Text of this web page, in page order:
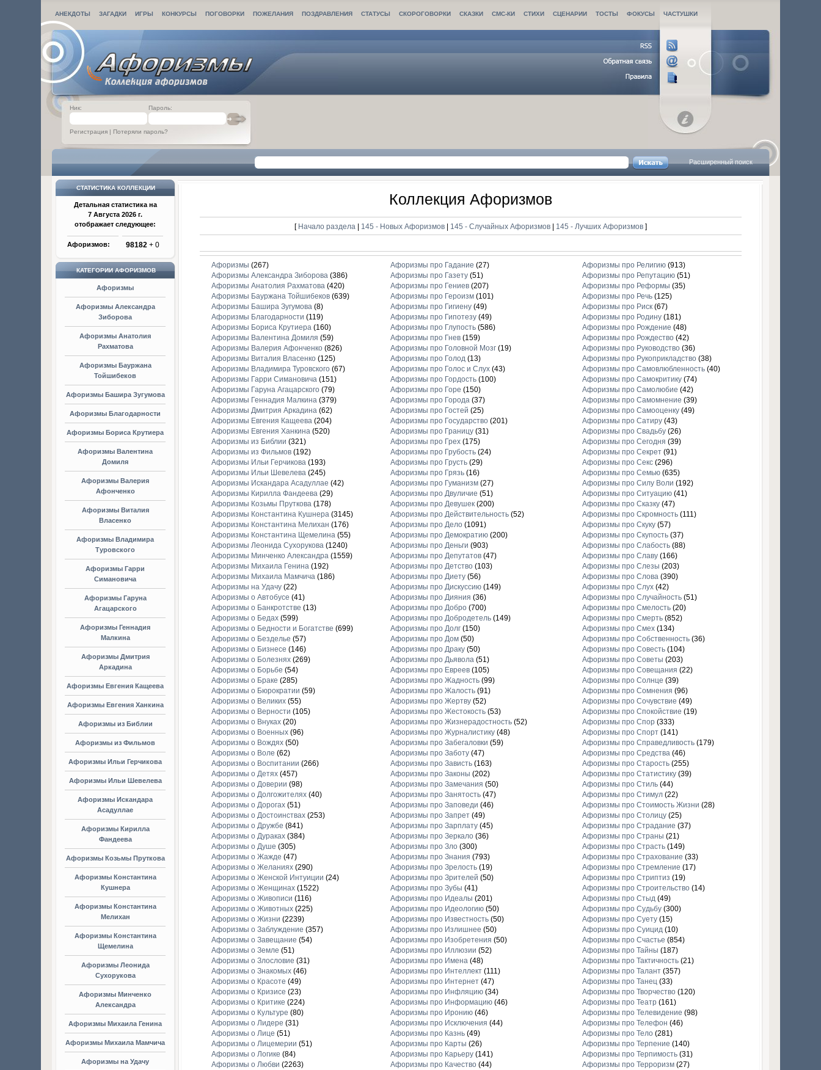
АНЕКДОТЫ ЗАГАДКИ ИГРЫ КОНКУРСЫ ПОГОВОРКИ ПОЖЕЛАНИЯ ПОЗДРАВЛЕНИЯ СТАТУСЫ СКОРОГОВОРКИ СКАЗКИ СМС-КИ СТИХИ СЦЕНАРИИ ТОСТЫ ФОКУСЫ ЧАСТУШКИ
Ник: Пароль:
Регистрация | Потеряли пароль?
Расширенный поиск
СТАТИСТИКА КОЛЛЕКЦИИ
Детальная статистика на
7 Августа 2026 г.
отображает следующее:
Афоризмов: 98182+ 0
КАТЕГОРИИ АФОРИЗМОВ
Афоризмы
Афоризмы Александра
Зиборова
Афоризмы Анатолия
Рахматова
Афоризмы Бауржана
Тойшибеков
Афоризмы Башира Зугумова
Афоризмы Благодарности
Афоризмы Бориса Крутиера
Афоризмы Валентина
Домиля
Афоризмы Валерия
Афонченко
Афоризмы Виталия
Власенко
Афоризмы Владимира
Туровского
Афоризмы Гарри
Симановича
Афоризмы Гаруна
Агацарского
Афоризмы Геннадия
Малкина
Афоризмы Дмитрия
Аркадина
Афоризмы Евгения Кащеева
Афоризмы Евгения Ханкина
Афоризмы из Библии
Афоризмы из Фильмов
Афоризмы Ильи Герчикова
Афоризмы Ильи Шевелева
Афоризмы Искандара
Асадуллае
Афоризмы Кирилла
Фандеева
Афоризмы Козьмы Пруткова
Афоризмы Константина
Кушнера
Афоризмы Константина
Мелихан
Афоризмы Константина
Щемелина
Афоризмы Леонида
Сухорукова
Афоризмы Минченко
Александра
Афоризмы Михаила Генина
Афоризмы Михаила Мамчича
Афоризмы на Удачу
Коллекция Афоризмов
[ Начало раздела | 145 - Новых Афоризмов | 145 - Случайных Афоризмов | 145 - Лучших Афоризмов]
Афоризмы (267)
Афоризмы Александра Зиборова(386)
Афоризмы Анатолия Рахматова(420)
Афоризмы Бауржана Тойшибеков(639)
Афоризмы Башира Зугумова(8)
Афоризмы Благодарности (119)
Афоризмы Бориса Крутиера(160)
Афоризмы Валентина Домиля (59)
Афоризмы Валерия Афонченко(826)
Афоризмы Виталия Власенко(125)
Афоризмы Владимира Туровского(67)
Афоризмы Гарри Симановича(151)
Афоризмы Гаруна Агацарского(79)
Афоризмы Геннадия Малкина(379)
Афоризмы Дмитрия Аркадина(62)
Афоризмы Евгения Кащеева(204)
Афоризмы Евгения Ханкина(520)
Афоризмы из Библии (321)
Афоризмы из Фильмов(192)
Афоризмы Ильи Герчикова(193)
Афоризмы Ильи Шевелева(245)
Афоризмы Искандара Асадуллае (42)
Афоризмы Кирилла Фандеева(29)
Афоризмы Козьмы Пруткова(178)
Афоризмы Константина Кушнера(3145)
Афоризмы Константина Мелихан (176)
Афоризмы Константина Щемелина(55)
Афоризмы Леонида Сухорукова(1240)
Афоризмы Минченко Александра(1559)
Афоризмы Михаила Генина(192)
Афоризмы Михаила Мамчича(186)
Афоризмы на Удачу(22)
Афоризмы о Автобусе (41)
Афоризмы о Банкротстве (13)
Афоризмы о Бедах(599)
Афоризмы о Бедности и Богатстве (699)
Афоризмы о Безделье (57)
Афоризмы о Бизнесе (146)
Афоризмы о Болезнях(269)
Афоризмы о Борьбе (54)
Афоризмы о Браке (285)
Афоризмы о Бюрократии (59)
Афоризмы о Великих(55)
Афоризмы о Верности (105)
Афоризмы о Внуках(20)
Афоризмы о Военных(96)
Афоризмы о Вождях(50)
Афоризмы о Воле (62)
Афоризмы о Воспитании (266)
Афоризмы о Детях(457)
Афоризмы о Доверии (98)
Афоризмы о Долгожителях(40)
Афоризмы о Дорогах(51)
Афоризмы о Достоинствах(253)
Афоризмы о Дружбе (841)
Афоризмы о Дураках(384)
Афоризмы о Душе (305)
Афоризмы о Жажде (47)
Афоризмы о Желаниях(290)
Афоризмы о Женской Интуиции (24)
Афоризмы о Женщинах(1522)
Афоризмы о Живописи (116)
Афоризмы о Животных(225)
Афоризмы о Жизни (2239)
Афоризмы о Заблуждение (357)
Афоризмы о Завещание (54)
Афоризмы о Земле (51)
Афоризмы о Злословие (31)
Афоризмы о Знакомых(46)
Афоризмы о Красоте (49)
Афоризмы о Кризисе (23)
Афоризмы о Критике (224)
Афоризмы о Культуре (80)
Афоризмы о Лидере (31)
Афоризмы о Лице (51)
Афоризмы о Лицемерии (51)
Афоризмы о Логике (84)
Афоризмы о Любви (2263)
Афоризмы про Гадание (27)
Афоризмы про Газету(51)
Афоризмы про Гениев(207)
Афоризмы про Героизм(101)
Афоризмы про Гигиену(49)
Афоризмы про Гипотезу(49)
Афоризмы про Глупость(586)
Афоризмы про Гнев(159)
Афоризмы про Головной Мозг(19)
Афоризмы про Голод(13)
Афоризмы про Голос и Слух(43)
Афоризмы про Гордость(100)
Афоризмы про Горе (150)
Афоризмы про Города(37)
Афоризмы про Гостей (25)
Афоризмы про Государство(201)
Афоризмы про Границу(31)
Афоризмы про Грех(175)
Афоризмы про Грубость(24)
Афоризмы про Грусть(29)
Афоризмы про Грязь(16)
Афоризмы про Гуманизм(27)
Афоризмы про Двуличие (51)
Афоризмы про Девушек(200)
Афоризмы про Действительность(52)
Афоризмы про Дело(1091)
Афоризмы про Демократию(200)
Афоризмы про Деньги (903)
Афоризмы про Депутатов(47)
Афоризмы про Детство(103)
Афоризмы про Диету(56)
Афоризмы про Дискуссию(149)
Афоризмы про Дияния (36)
Афоризмы про Добро(700)
Афоризмы про Добродетель(149)
Афоризмы про Долг(150)
Афоризмы про Дом(50)
Афоризмы про Драку(50)
Афоризмы про Дьявола(51)
Афоризмы про Евреев(105)
Афоризмы про Жадность(99)
Афоризмы про Жалость(91)
Афоризмы про Жертву(52)
Афоризмы про Жестокость(53)
Афоризмы про Жизнерадостность(52)
Афоризмы про Журналистику(48)
Афоризмы про Забегаловки (59)
Афоризмы про Заботу(47)
Афоризмы про Зависть(163)
Афоризмы про Законы (202)
Афоризмы про Замечания (50)
Афоризмы про Занятость(47)
Афоризмы про Заповеди (46)
Афоризмы про Запрет(49)
Афоризмы про Зарплату(45)
Афоризмы про Зеркало(36)
Афоризмы про Зло(300)
Афоризмы про Знания (793)
Афоризмы про Зрелость(19)
Афоризмы про Зрителей (50)
Афоризмы про Зубы (41)
Афоризмы про Идеалы (201)
Афоризмы про Идеологию(50)
Афоризмы про Известность(50)
Афоризмы про Излишнее (50)
Афоризмы про Изобретения (50)
Афоризмы про Иллюзии (52)
Афоризмы про Имена(48)
Афоризмы про Интеллект(111)
Афоризмы про Интернет(47)
Афоризмы про Инфляцию(34)
Афоризмы про Информацию(46)
Афоризмы про Иронию(46)
Афоризмы про Исключения (44)
Афоризмы про Казнь(49)
Афоризмы про Карты (26)
Афоризмы про Карьеру(141)
Афоризмы про Качество(44)
Афоризмы про Религию(913)
Афоризмы про Репутацию(51)
Афоризмы про Реформы (35)
Афоризмы про Речь(125)
Афоризмы про Риск(67)
Афоризмы про Родину(181)
Афоризмы про Рождение (48)
Афоризмы про Рождество(42)
Афоризмы про Руководство(36)
Афоризмы про Рукоприкладство(38)
Афоризмы про Самовлюбленность(40)
Афоризмы про Самокритику(74)
Афоризмы про Самолюбие (42)
Афоризмы про Самомнение (39)
Афоризмы про Самооценку(49)
Афоризмы про Сатиру(43)
Афоризмы про Свадьбу(26)
Афоризмы про Сегодня (39)
Афоризмы про Секрет(91)
Афоризмы про Секс(296)
Афоризмы про Семью(635)
Афоризмы про Силу Воли (192)
Афоризмы про Ситуацию(41)
Афоризмы про Сказку(47)
Афоризмы про Скромность(111)
Афоризмы про Скуку(57)
Афоризмы про Скупость(37)
Афоризмы про Слабость(88)
Афоризмы про Славу(166)
Афоризмы про Слезы (203)
Афоризмы про Слова(390)
Афоризмы про Слух(42)
Афоризмы про Случайность(51)
Афоризмы про Смелость(20)
Афоризмы про Смерть(852)
Афоризмы про Смех(134)
Афоризмы про Собственность(36)
Афоризмы про Совесть(104)
Афоризмы про Советы (203)
Афоризмы про Совещания (22)
Афоризмы про Солнце (39)
Афоризмы про Сомнения (96)
Афоризмы про Сочувствие (49)
Афоризмы про Спокойствие (19)
Афоризмы про Спор(333)
Афоризмы про Спорт(141)
Афоризмы про Справедливость(179)
Афоризмы про Средства(46)
Афоризмы про Старость(255)
Афоризмы про Статистику(39)
Афоризмы про Стиль(44)
Афоризмы про Стимул(22)
Афоризмы про Стоимость Жизни (28)
Афоризмы про Столицу(25)
Афоризмы про Страдание (37)
Афоризмы про Страны (21)
Афоризмы про Страсть(149)
Афоризмы про Страхование (33)
Афоризмы про Стремление (17)
Афоризмы про Стриптиз (19)
Афоризмы про Строительство(14)
Афоризмы про Стыд(49)
Афоризмы про Судьбу(300)
Афоризмы про Суету(15)
Афоризмы про Суицид(10)
Афоризмы про Счастье (854)
Афоризмы про Тайны (187)
Афоризмы про Тактичность(21)
Афоризмы про Талант(357)
Афоризмы про Танец(33)
Афоризмы про Творчество(120)
Афоризмы про Театр(161)
Афоризмы про Телевидение (98)
Афоризмы про Телефон (46)
Афоризмы про Тело(281)
Афоризмы про Терпение (140)
Афоризмы про Терпимость(31)
Афоризмы про Терроризм(27)